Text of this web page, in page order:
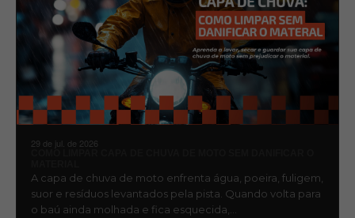
29 de jul. de 2026
A capa de chuva de moto enfrenta água, poeira, fuligem,
suor e resíduos levantados pela pista. Quando volta para
o baú ainda molhada e fica esquecida,…